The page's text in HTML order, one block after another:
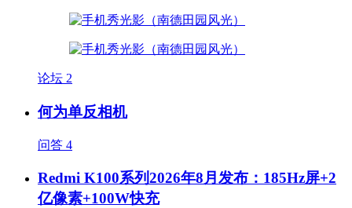
论坛 2
何为单反相机
问答 4
Redmi K100系列2026年8月发布：185Hz屏+2
亿像素+100W快充